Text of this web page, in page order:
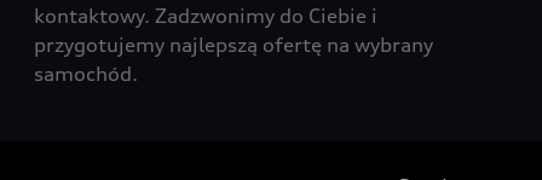
kontaktowy. Zadzwonimy do Ciebie i
przygotujemy najlepszą ofertę na wybrany
samochód.